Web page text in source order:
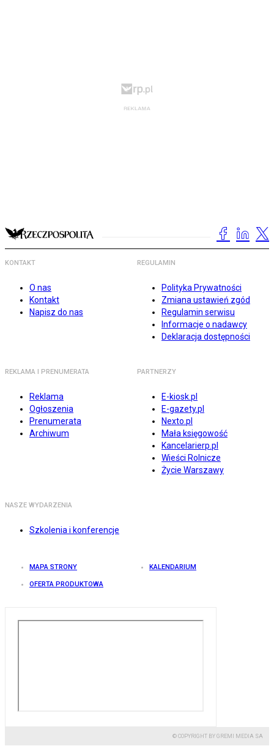
KONTAKT
O nas
Kontakt
Napisz do nas
REGULAMIN
Polityka Prywatności
Zmiana ustawień zgód
Regulamin serwisu
Informacje o nadawcy
Deklaracja dostępności
REKLAMA I PRENUMERATA
Reklama
Ogłoszenia
Prenumerata
Archiwum
PARTNERZY
E-kiosk.pl
E-gazety.pl
Nexto.pl
Mała księgowość
Kancelarierp.pl
Wieści Rolnicze
Życie Warszawy
NASZE WYDARZENIA
Szkolenia i konferencje
MAPA STRONY KALENDARIUM
OFERTA PRODUKTOWA
© COPYRIGHT BY GREMI MEDIA SA